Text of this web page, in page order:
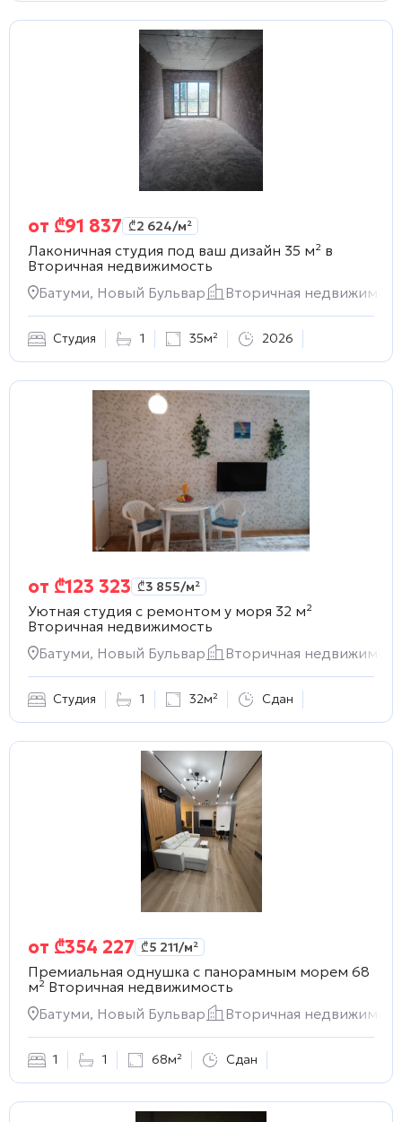
от ₾91 837 ₾2 624/м²
Лаконичная студия под ваш дизайн 35 м² в
Вторичная недвижимость
Батуми, Новый Бульвар
Вторичная
Студия 1 35м² 2026
от ₾123 323 ₾3 855/м²
Уютная студия с ремонтом у моря 32 м²
Вторичная недвижимость
Батуми, Новый Бульвар
Вторичная
Студия 1 32м² Сдан
от ₾354 227 ₾5 211/м²
Премиальная однушка с панорамным морем 68
м² Вторичная недвижимость
Батуми, Новый Бульвар
Вторичная
1 1 68м² Сдан